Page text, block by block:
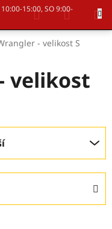
10:00-15:00, SO 9:00-
Hledat
KOŠÍK
- velikost S
velikost